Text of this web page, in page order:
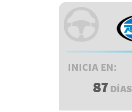
INICIA EN:
87 DÍAS